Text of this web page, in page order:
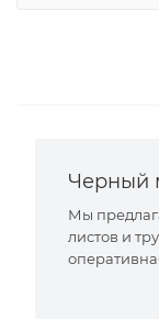
Черный
Мы
листов и